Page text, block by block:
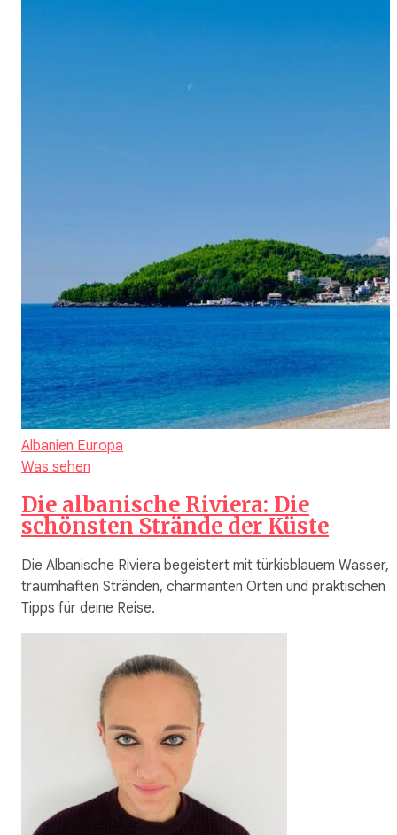
Albanien Europa
Was sehen
Die albanische Riviera: Die
schönsten Strände der Küste
Die Albanische Riviera begeistert mit türkisblauem Wasser,
traumhaften Stränden, charmanten Orten und praktischen
Tipps für deine Reise.